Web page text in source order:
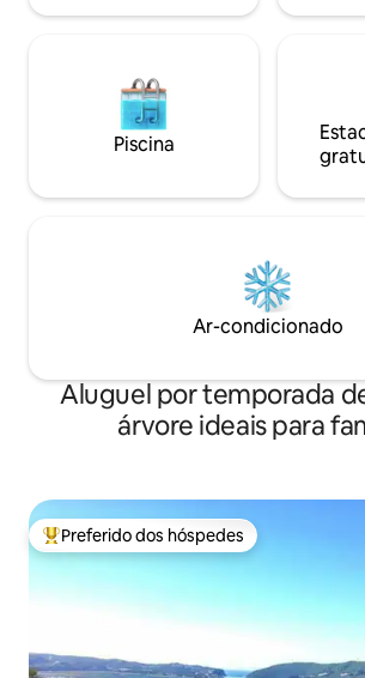
Piscina
Ar-condicionado
Aluguel por temporada
árvore ideais para
Entre os melhores preferidos dos hóspedes
Preferido dos hóspedes